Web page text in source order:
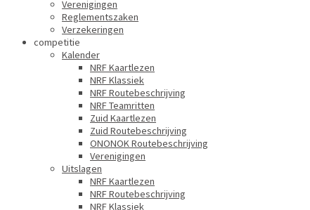
Verenigingen
Reglementszaken
Verzekeringen
competitie
Kalender
NRF Kaartlezen
NRF Klassiek
NRF Routebeschrijving
NRF Teamritten
Zuid Kaartlezen
Zuid Routebeschrijving
ONONOK Routebeschrijving
Verenigingen
Uitslagen
NRF Kaartlezen
NRF Routebeschrijving
NRF Klassiek